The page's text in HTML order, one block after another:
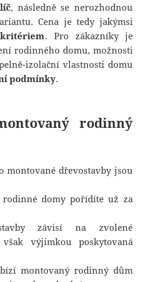
, následně se nerozhodnou
Cena je tedy jakýmsi
. Pro zákazníky je
rodinného domu, možnosti
izolační vlastnosti domu
podmínky.
rodinný
montované dřevostavby jsou
rodinné domy pořídíte už za
závisí na zvolené
výjimkou poskytovaná
montovaný rodinný dům